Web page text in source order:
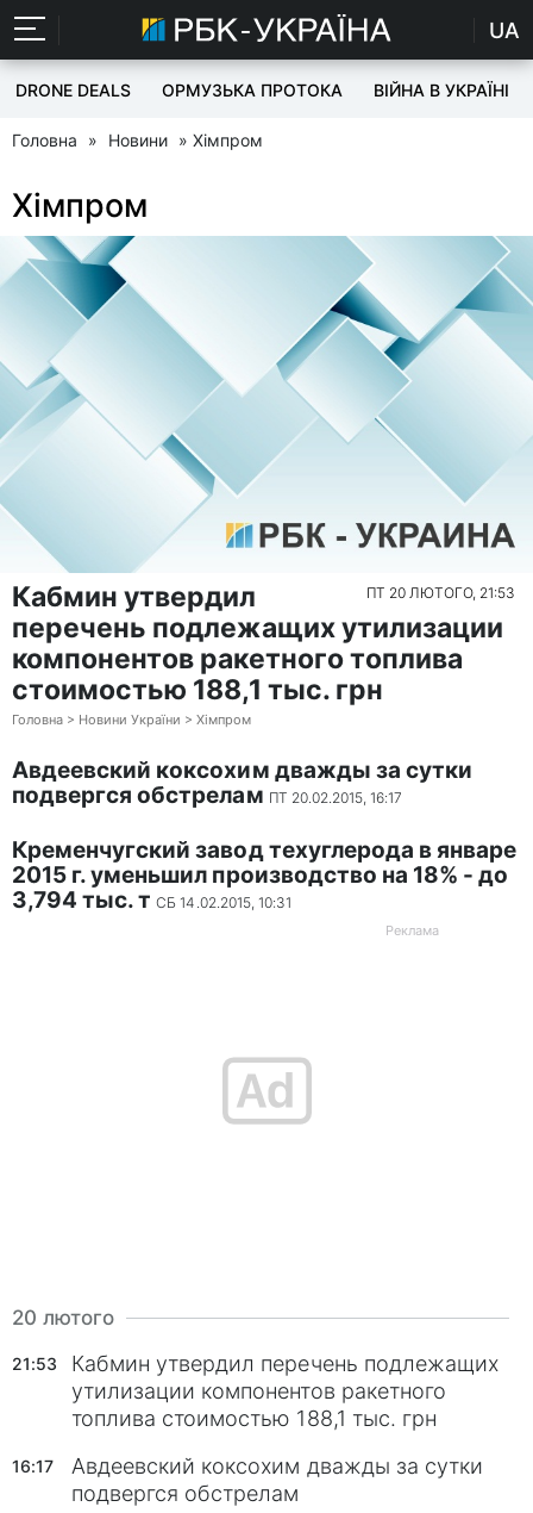
UA
DRONE DEALS ОРМУЗЬКА ПРОТОКА ВІЙНА В УКРАЇНІ
Головна » Новини » Хімпром
Хімпром
ПТ 20 ЛЮТОГО, 21:53
Кабмин утвердил
перечень подлежащих утилизации
компонентов ракетного топлива
стоимостью 188,1 тыс. грн
Головна > Новини України > Хімпром
Авдеевский коксохим дважды за сутки
подвергся обстрелам ПТ 20.02.2015, 16:17
Кременчугский завод техуглерода в январе
2015 г. уменьшил производство на 18% - до
3,794 тыс. тСБ 14.02.2015, 10:31
20 лютого
21:53
Кабмин утвердил перечень подлежащих
утилизации компонентов ракетного
топлива стоимостью 188,1 тыс. грн
16:17
Авдеевский коксохим дважды за сутки
подвергся обстрелам